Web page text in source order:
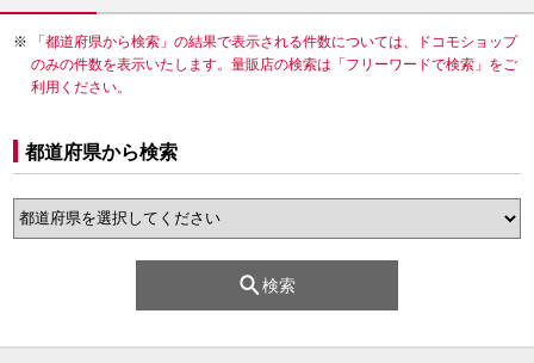
「都道府県から検索」の結果で表示される件数については、ドコモショップ
のみの件数を表示いたします。量販店の検索は「フリーワードで検索」をご
利用ください。
都道府県から検索
検索